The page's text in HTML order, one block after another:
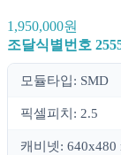
1,950,000원
조달식별번호
모듈타입: SMD
픽셀피치: 2.5
캐비넷: 640x480